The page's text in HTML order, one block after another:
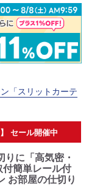
「スリットカーテ
セール開催中
に「高気密・
簡単レール付
お部屋の仕切り